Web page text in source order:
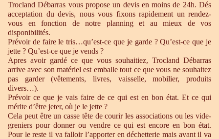
Trocland Débarras vous propose un devis en moins de 24h. Dés
acceptation du devis, nous vous fixons rapidement un rendez-
vous en fonction de notre planning et au mieux de vos
disponibilités.
Prévoir de faire le tris…qu’est-ce que je garde ? Qu’est-ce que je
jette ? Qu’est-ce que je vends ?
Apres avoir gardé ce que vous souhaitiez, Trocland Débarras
arrive avec son matériel est emballe tout ce que vous ne souhaitez
pas garder (vêtements, livres, vaisselle, mobilier, produits
divers…).
Prévoir ce que je vais faire de ce qui est en bon état. Et ce qui
mérite d’être jeter, où je le jette ?
Cela peut être un casse tête de courir les associations ou les vide-
greniers pour donner ou vendre ce qui est encore en bon état.
Pour le reste il va falloir l’apporter en déchetterie mais avant il va